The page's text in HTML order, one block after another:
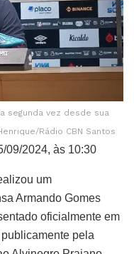
segunda vez desde sua
Rádio CBN Santos
09/2024, às 10:30
um
Armando Gomes
oficialmente em
pela